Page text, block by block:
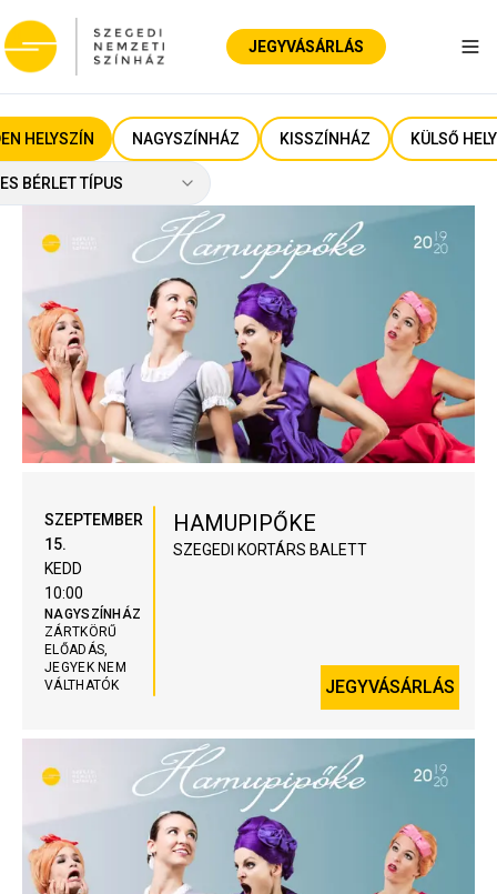
JEGYVÁSÁRLÁS
HELYSZÍN NAGYSZÍNHÁZ KISSZÍNHÁZ KÜLSŐ
BÉRLET TÍPUS
SZEPTEMBER
15.
KEDD
10:00
NAGYSZÍNHÁZ
ZÁRTKÖRŰ
ELŐADÁS,
JEGYEK NEM
VÁLTHATÓK
HAMUPIPŐKE
SZEGEDI KORTÁRS BALETT
JEGYVÁSÁRLÁS